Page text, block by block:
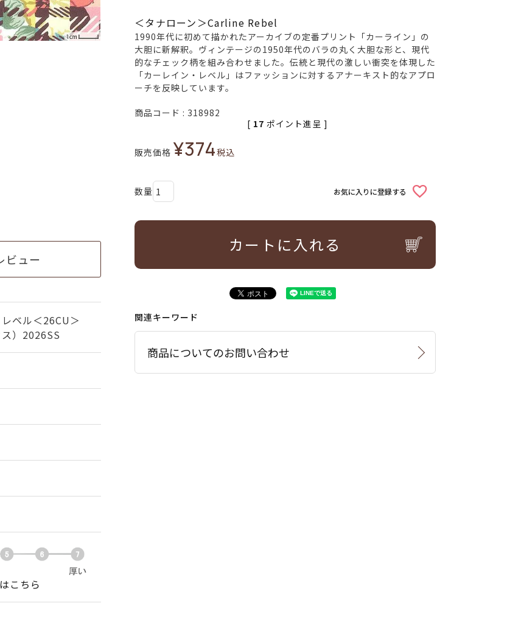
ビュー
ベル＜26CU＞
）2026SS
こちら
＜タナローン＞Carline Rebel
1990年代に初めて描かれたアーカイブの定番プリント「カーライン」の
大胆に新解釈。ヴィンテージの1950年代のバラの丸く大胆な形と、現代
的なチェック柄を組み合わせました。伝統と現代の激しい衝突を体現した
「カーレイン・レベル」はファッションに対するアナーキスト的なアプロ
ーチを反映しています。
商品コード 318982
販売価格 ¥374税込
[ 17 ポイント進呈 ]
お気に入りに登録する
カートに入れる
関連キーワード
商品についてのお問い合わせ